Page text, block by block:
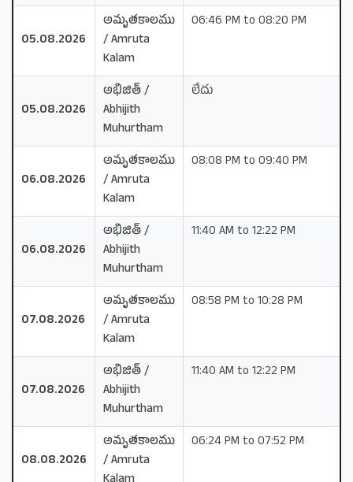
05.08.2026
అమృతకాలము
/ Amruta
Kalam
06:46 PM to 08:20 PM
05.08.2026
అభిజిత్ /
Abhijith
Muhurtham
లేదు
06.08.2026
అమృతకాలము
/ Amruta
Kalam
08:08 PM to 09:40 PM
06.08.2026
అభిజిత్ /
Abhijith
Muhurtham
11:40 AM to 12:22 PM
07.08.2026
అమృతకాలము
/ Amruta
Kalam
08:58 PM to 10:28 PM
07.08.2026
అభిజిత్ /
Abhijith
Muhurtham
11:40 AM to 12:22 PM
08.08.2026
అమృతకాలము
/ Amruta
06:24 PM to 07:52 PM